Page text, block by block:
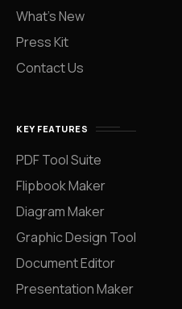
What’s New
Press Kit
Contact Us
KEY FEATURES
PDF Tool Suite
Flipbook Maker
Diagram Maker
Graphic Design Tool
Document Editor
Presentation Maker